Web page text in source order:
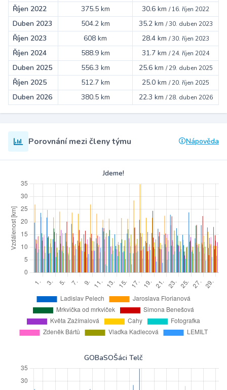
Říjen 2022
375.5 km 30.6 km /16. říjen 2022
Duben 2023 504.2 km 35.2 km /30. duben 2023
Říjen 2023 608 km 28.4 km /30. říjen 2023
Říjen 2024 588.9 km 31.7 km /24. říjen 2024
Duben 2025 556.3 km 25.6 km /29. duben 2025
Říjen 2025 512.7 km 25.0 km /20. říjen 2025
Duben 2026 380.5 km 22.3 km /28. duben 2026
Porovnání mezi členy týmu Nápověda
Jdeme!
GOBaSOŠáci Telč